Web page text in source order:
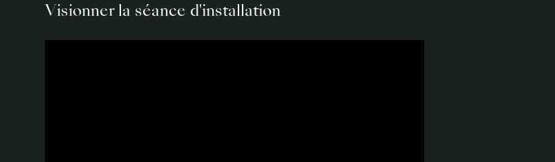
Visionner la séance d'installation